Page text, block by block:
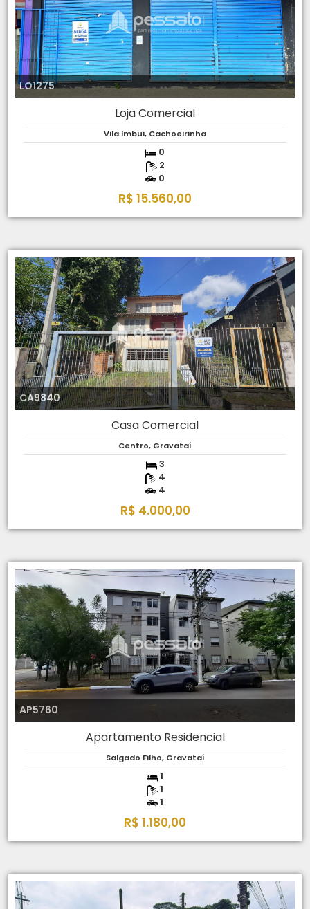
LO1275
Loja Comercial
Vila Imbui, Cachoeirinha
0
2
0
R$ 15.560,00
CA9840
Casa Comercial
Centro, Gravataí
3
4
4
R$ 4.000,00
AP5760
Apartamento Residencial
Salgado Filho, Gravataí
1
1
1
R$ 1.180,00